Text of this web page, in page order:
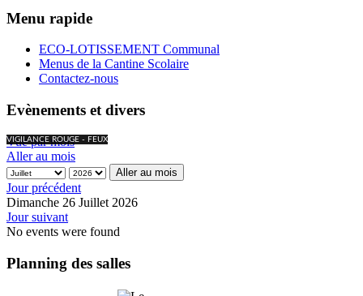
Menu rapide
ECO-LOTISSEMENT Communal
Menus de la Cantine Scolaire
Contactez-nous
Evènements et divers
VIGILANCE ROUGE - FEUX
Vue par mois
Aller au mois
Aller au mois
Jour précédent
Dimanche 26 Juillet 2026
Jour suivant
No events were found
Planning des salles